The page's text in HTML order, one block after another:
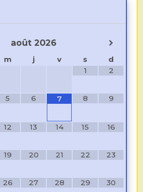
août 2026
m j v s
d
1
2
5 6 7 8 9
12 13 14 15 16
19 20 21 22 23
26 27 28 29 30